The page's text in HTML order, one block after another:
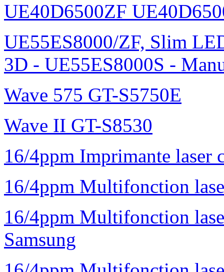
UE40D6500ZF
UE55ES8000/ZF, Slim
3D - UE55ES8000S -
Wave 575 GT-S5750E
Wave II GT-S8530
16/4ppm Imprimante laser
16/4ppm Multifonction
16/4ppm Multifonction
Samsung